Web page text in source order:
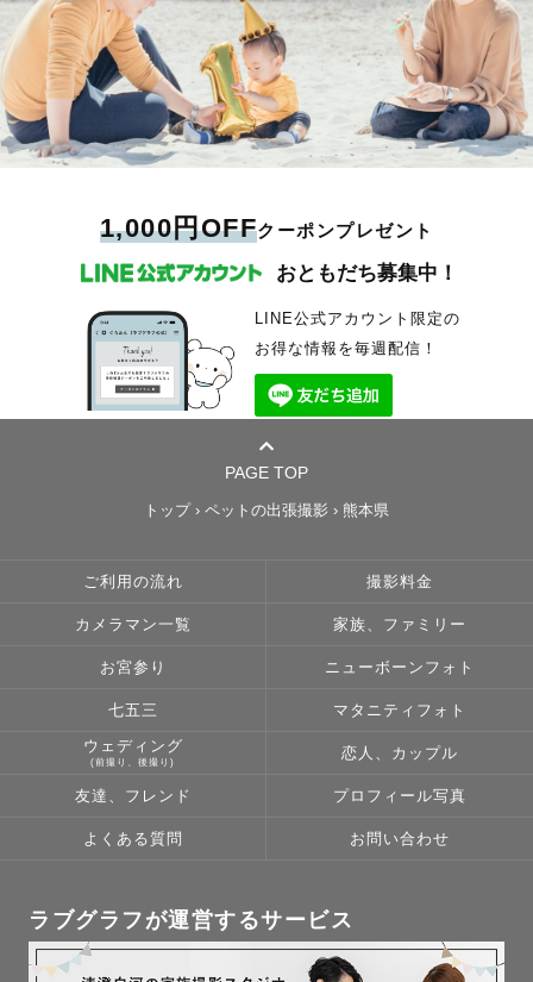
1,000円OFFクーポンプレゼント
おともだち募集中！
LINE公式アカウント限定の
お得な情報を毎週配信！
PAGE TOP
トップ › ペットの出張撮影 › 熊本県
ご利用の流れ 撮影料金
カメラマン一覧 家族、ファミリー
お宮参り ニューボーンフォト
七五三 マタニティフォト
ウェディング
(前撮り、後撮り)
恋人、カップル
友達、フレンド プロフィール写真
よくある質問 お問い合わせ
ラブグラフが運営するサービス